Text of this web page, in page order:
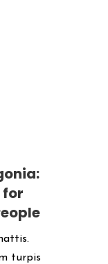
for
turpis